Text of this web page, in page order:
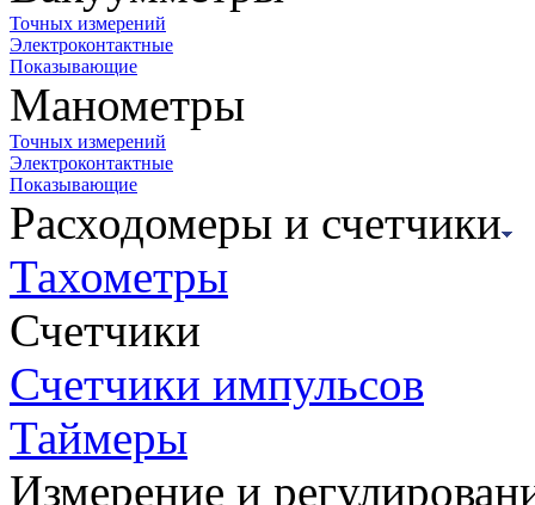
Точных измерений
Электроконтактные
Показывающие
Манометры
Точных измерений
Электроконтактные
Показывающие
Расходомеры и счетчики
Тахометры
Счетчики
Счетчики импульсов
Таймеры
Измерение и